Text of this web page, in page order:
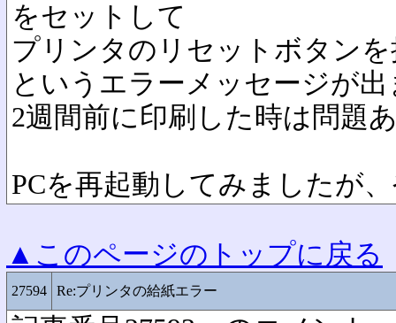
をセットして
プリンタのリセットボタン
というエラーメッセージが
2週間前に印刷した時は問題
PCを再起動してみましたが
▲このページのトップに戻る
27594 Re:プリンタの給紙エラー